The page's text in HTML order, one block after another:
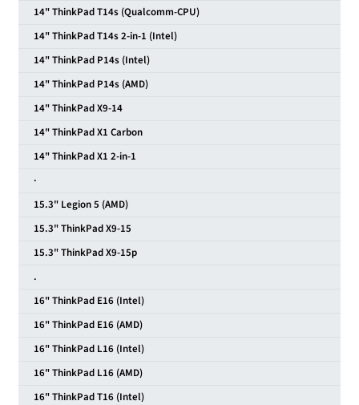
14" ThinkPad T14s (Qualcomm-CPU)
14" ThinkPad T14s 2-in-1 (Intel)
14" ThinkPad P14s (Intel)
14" ThinkPad P14s (AMD)
14" ThinkPad X9-14
14" ThinkPad X1 Carbon
14" ThinkPad X1 2-in-1
·
15.3" Legion 5 (AMD)
15.3" ThinkPad X9-15
15.3" ThinkPad X9-15p
.
16" ThinkPad E16 (Intel)
16" ThinkPad E16 (AMD)
16" ThinkPad L16 (Intel)
16" ThinkPad L16 (AMD)
16" ThinkPad T16 (Intel)